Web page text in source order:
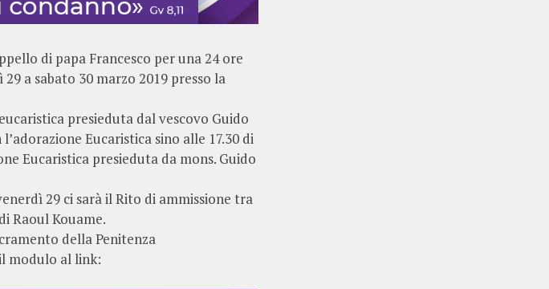
di papa Francesco per una 24 ore
a sabato 30 marzo 2019 presso la
presieduta dal vescovo Guido
Eucaristica sino alle 17.30 di
Eucaristica presieduta da mons. Guido
29 ci sarà il Rito di ammissione tra
Raoul Kouame.
della Penitenza
modulo al link: